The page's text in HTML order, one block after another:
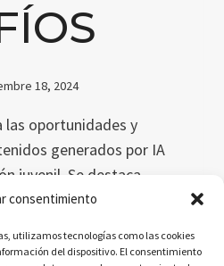
consentimiento
utilizamos tecnologías como las cookies
del dispositivo. El consentimiento
18, 2024
las oportunidades y
generados por IA
juvenil. Se destaca
el aprendizaje y mejora
sesgos